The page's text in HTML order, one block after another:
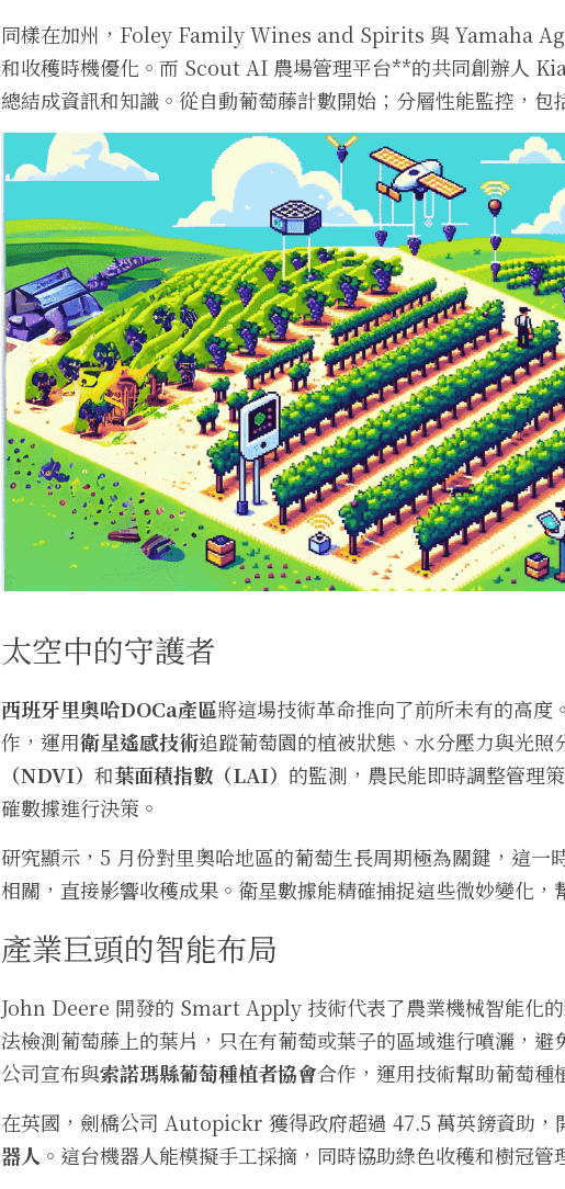
同樣在加州，Foley Family Wines and Spirits 與 Yamaha
和收穫時機優化。而 Scout AI 農場管理平台**的共同創辦人
總結成資訊和知識。從自動葡萄藤計數開始；分層性能監控，包
太空中的守護者
西班牙里奧哈DOCa產區將這場技術革命推向了前所未有的高
作，運用衛星遙感技術追蹤葡萄園的植被狀態、水分壓力與光照
（NDVI） 和葉面積指數（LAI） 的監測，農民能即時調整管理
確數據進行決策。
研究顯示，5 月份對里奧哈地區的葡萄生長周期極為關鍵，這一
相關，直接影響收穫成果。衛星數據能精確捕捉這些微妙變化，
產業巨頭的智能布局
John Deere 開發的 Smart Apply 技術代表了農業機械智能化
法檢測葡萄藤上的葉片，只在有葡萄或葉子的區域進行噴灑，
公司宣布與索諾瑪縣葡萄種植者協會合作，運用技術幫助葡萄種
在英國，劍橋公司 Autopickr 獲得政府超過 47.5 萬英鎊資助，
器人 。這台機器人能模擬手工採摘，同時協助綠色收穫和樹冠管